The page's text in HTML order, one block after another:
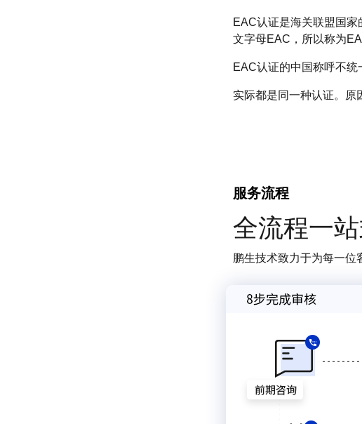
EAC认证是海关联盟国
文字母EAC，所以称为
EAC认证的中国称呼不统
实际都是同一种认证。原
服务流程
全流程一
鹏生技术致力于为每一位